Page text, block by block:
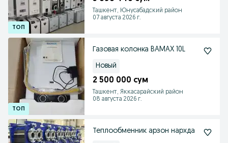
Ташкент, Юнусабадский район
07 августа 2026 г.
Газовая колонка BAMAX 10L
Новый
2 500 000 сум
Ташкент, Яккасарайский район
08 августа 2026 г.
Теплообменник арзон нархда